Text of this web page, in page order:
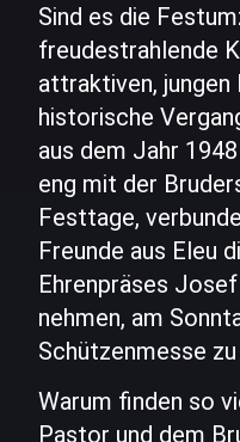
Sind es die
freudestrahlende
attraktiven,
historische
aus dem Jahr
eng mit der
Festtage,
Freunde aus Eleu
Ehrenpräses
nehmen, am
Schützenmesse
Warum finden so
Pastor und dem